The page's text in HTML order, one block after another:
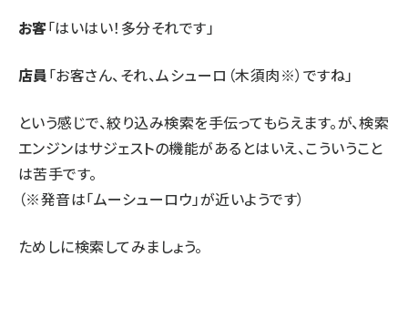
お客「はいはい！多分それです」
店員「お客さん、それ、ムシューロ（木須肉※）ですね」
という感じで、絞り込み検索を手伝ってもらえます。が、検索
エンジンはサジェストの機能があるとはいえ、こういうこと
は苦手です。
（※発音は「ムーシューロウ」が近いようです）
ためしに検索してみましょう。